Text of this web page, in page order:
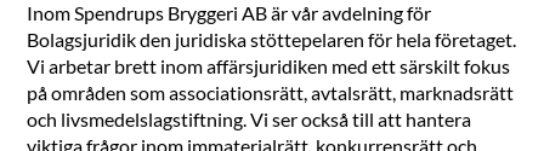
Inom Spendrups Bryggeri AB är vår avdelning för
Bolagsjuridik den juridiska stöttepelaren för hela företaget.
Vi arbetar brett inom affärsjuridiken med ett särskilt fokus
på områden som associationsrätt, avtalsrätt, marknadsrätt
och livsmedelslagstiftning. Vi ser också till att hantera
viktiga frågor inom immaterialrätt, konkurrensrätt och